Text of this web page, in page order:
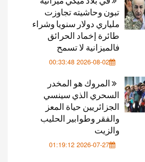
تبون وحاشيته تجاوزت
ملياري دولار سنويا وشراء
طائرة إخماد الحرائق
فالميزانية لا تسمح
2026-08-02 00:33:48
المروك هو المخدر
السحري الذي سينسي
الجزائريين حياة المعز
والفقر وطوابير الحليب
والزيت
2026-07-27 01:19:12